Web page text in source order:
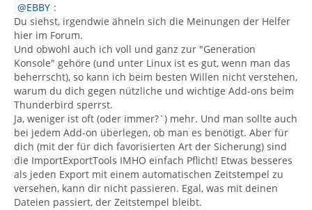
EBBY :
Du siehst, irgendwie ähneln sich die Meinungen der Helfer
hier im Forum.
Und obwohl auch ich voll und ganz zur "Generation
Konsole" gehöre (und unter Linux ist es gut, wenn man das
beherrscht), so kann ich beim besten Willen nicht verstehen,
warum du dich gegen nützliche und wichtige Add-ons beim
Thunderbird sperrst.
Ja, weniger ist oft (oder immer?`) mehr. Und man sollte auch
bei jedem Add-on überlegen, ob man es benötigt. Aber für
dich (mit der für dich favorisierten Art der Sicherung) sind
die ImportExportTools IMHO einfach Pflicht! Etwas besseres
als jeden Export mit einem automatischen Zeitstempel zu
versehen, kann dir nicht passieren. Egal, was mit deinen
Dateien passiert, der Zeitstempel bleibt.